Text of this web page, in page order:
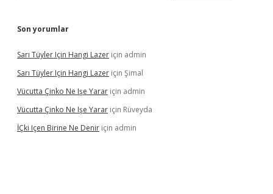
Son yorumlar
Sarı Tüyler Için Hangi Lazer için admin
Sarı Tüyler Için Hangi Lazer için Şimal
Vücutta Çinko Ne Işe Yarar için admin
Vücutta Çinko Ne Işe Yarar için Rüveyda
İÇki Içen Birine Ne Denir için admin